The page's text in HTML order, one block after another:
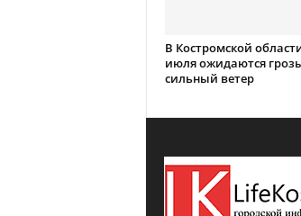
В Костромской
июля ожидаются
сильный ветер